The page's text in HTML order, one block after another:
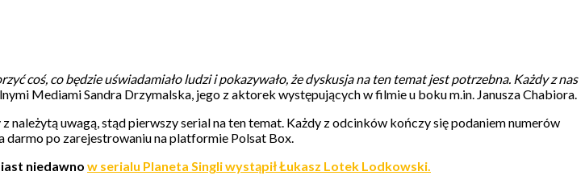
coś, co będzie uświadamiało ludzi i pokazywało, że dyskusja na ten temat jest potrzebna. Każdy z nas
Mediami Sandra Drzymalska, jego z aktorek występujących w filmie u boku m.in. Janusza Chabiora.
uwagą, stąd pierwszy serial na ten temat. Każdy z odcinków kończy się podaniem numerów
darmo po zarejestrowaniu na platformie Polsat Box.
niedawno w serialu Planeta Singli wystąpił Łukasz Lotek Lodkowski.